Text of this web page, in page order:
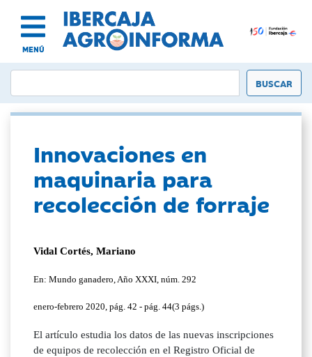
MENÚ
Innovaciones en
maquinaria para
recolección de forraje
Vidal Cortés, Mariano
En: Mundo ganadero, Año XXXI, núm. 292
enero-febrero 2020, pág. 42 - pág. 44(3 págs.)
El artículo estudia los datos de las nuevas inscripciones
de equipos de recolección en el Registro Oficial de